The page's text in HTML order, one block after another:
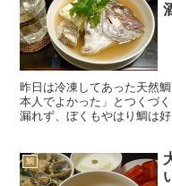
昨日は冷凍してあった天然
本人でよかった」とつくづ
漏れず、ぼくもやはり鯛は
鯛